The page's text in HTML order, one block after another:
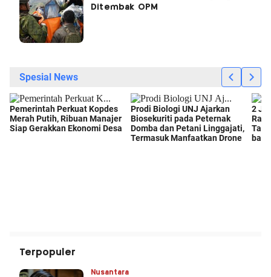
Ditembak OPM
Terpopuler
Nusantara